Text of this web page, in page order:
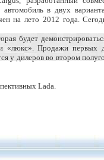
в двух
на лето 2012 года.
будет
«люкс». Продажи первых
у дилеров во втором
Lada.